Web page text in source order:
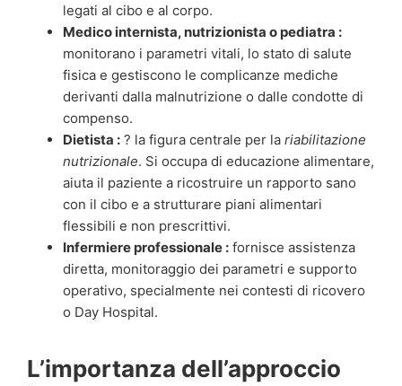
legati al cibo e al corpo.
Medico internista, nutrizionista o pediatra :
monitorano i parametri vitali, lo stato di salute
fisica e gestiscono le complicanze mediche
derivanti dalla malnutrizione o dalle condotte di
compenso.
Dietista : ? la figura centrale per la riabilitazione
nutrizionale. Si occupa di educazione alimentare,
aiuta il paziente a ricostruire un rapporto sano
con il cibo e a strutturare piani alimentari
flessibili e non prescrittivi.
Infermiere professionale : fornisce assistenza
diretta, monitoraggio dei parametri e supporto
operativo, specialmente nei contesti di ricovero
o Day Hospital.
L’importanza dell’approccio